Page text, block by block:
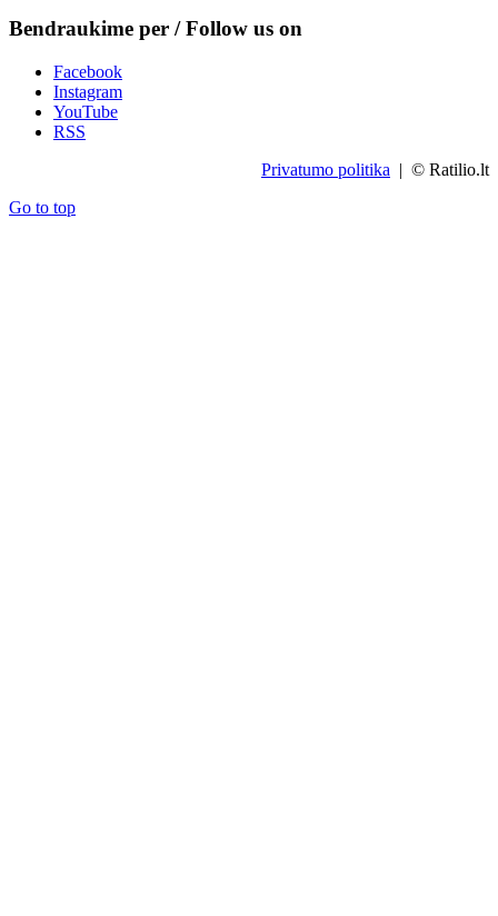
Bendraukime per / Follow us on
Facebook
Instagram
YouTube
RSS
Privatumo politika | © Ratilio.lt
Go to top